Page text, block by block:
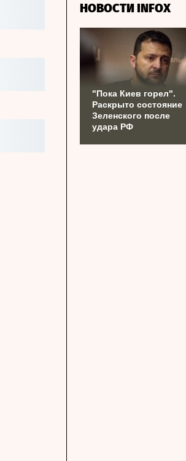
НОВОСТИ INFOX
"Пока Киев горел".
Раскрыто состояние
Зеленского после
удара РФ